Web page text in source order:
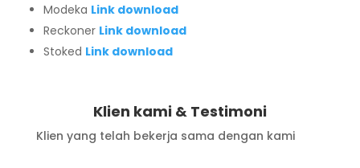
Modeka Link download
Reckoner Link download
Stoked Link download
Klien kami & Testimoni
Klien yang telah bekerja sama dengan kami